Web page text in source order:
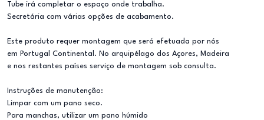
Tube irá completar o espaço onde trabalha.
Secretária com várias opções de acabamento.
Este produto requer montagem que será efetuada por nós
em Portugal Continental. No arquipélago dos Açores, Madeira
e nos restantes países serviço de montagem sob consulta.
Instruções de manutenção:
Limpar com um pano seco.
Para manchas, utilizar um pano húmido